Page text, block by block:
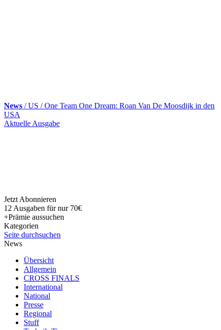
News / US / One Team One Dream: Roan Van De Moosdijk in den
USA
Skip
Aktuelle Ausgabe
Jetzt Abonnieren
12 Ausgaben für nur 70€
+Prämie aussuchen
Kategorien
Seite durchsuchen
News
Übersicht
Allgemein
CROSS FINALS
International
National
Presse
Regional
Stuff